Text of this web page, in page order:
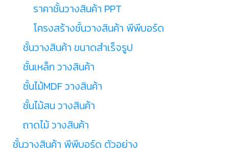
ราคาชั้นวางสินค้า PPT
โครงสร้างชั้นวางสินค้า พีพีบอร์ด
ชั้นวางสินค้า ขนาดสำเร็จรูป
ชั้นเหล็ก วางสินค้า
ชั้นไม้MDF วางสินค้า
ชั้นไม้สน วางสินค้า
ถาดไม้ วางสินค้า
ชั้นวางสินค้า พีพีบอร์ด ตัวอย่าง